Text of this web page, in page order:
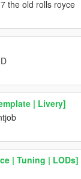
the old rolls royce
| Livery]
| Tuning | LODs]